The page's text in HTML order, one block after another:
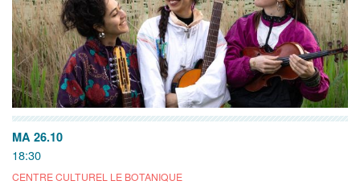
MA 26.10
18:30
CENTRE CULTUREL LE BOTANIQUE